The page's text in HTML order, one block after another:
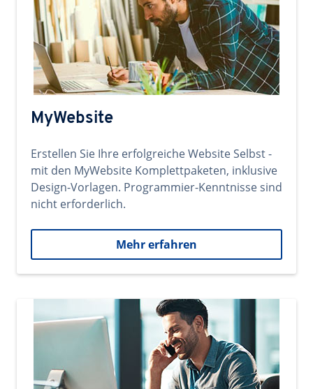
MyWebsite
Erstellen Sie Ihre erfolgreiche Website Selbst -
mit den MyWebsite Komplettpaketen, inklusive
Design-Vorlagen. Programmier-Kenntnisse sind
nicht erforderlich.
Mehr erfahren